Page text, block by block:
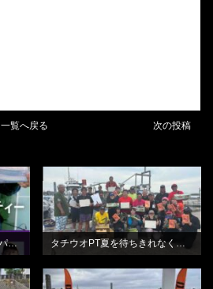
一覧へ戻る 次の投稿
2026DAIWAテンヤタチウオパーティーin片名
BLOG
タチウオPT夏を待ちきれなくてひらの丸さん
BLOG